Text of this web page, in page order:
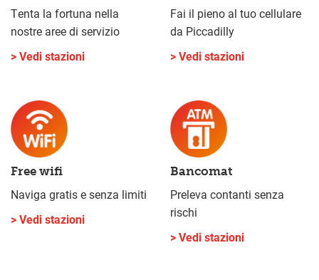
Tenta la fortuna nella
nostre aree di servizio
> Vedi stazioni
Fai il pieno al tuo cellulare
da Piccadilly
> Vedi stazioni
Free wifi
Naviga gratis e senza limiti
> Vedi stazioni
Bancomat
Preleva contanti senza
rischi
> Vedi stazioni